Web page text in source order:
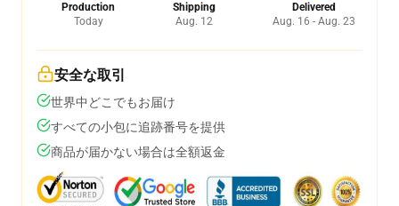
Production
Today
Shipping
Aug. 12
Delivered
Aug. 16 - Aug. 23
安全な取引
世界中どこでもお届け
すべての小包に追跡番号を提供
商品が届かない場合は全額返金